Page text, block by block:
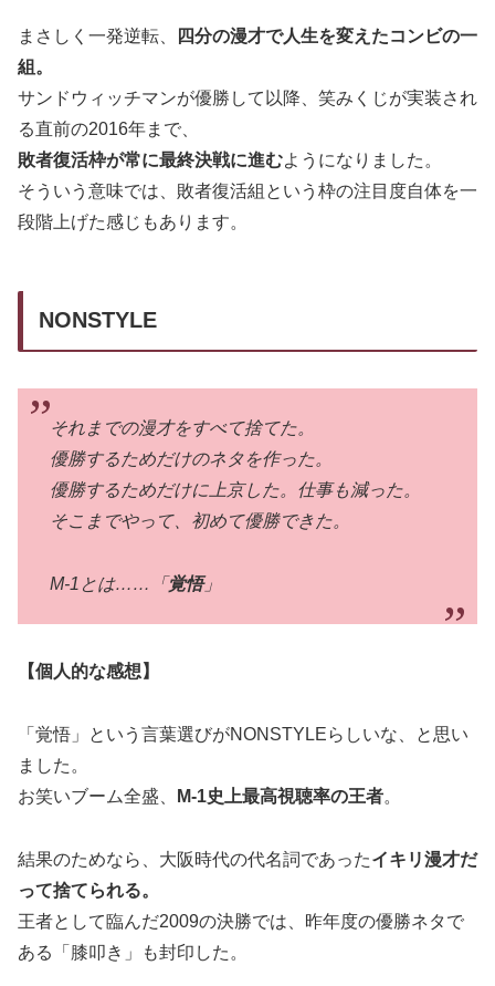
まさしく一発逆転、
四分の漫才で人生を変えたコンビの一
組。
サンドウィッチマンが優勝して以降、笑みくじが実装され
る直前の2016年まで、
敗者復活枠が常に最終決戦に進むようになりました。
そういう意味では、敗者復活組という枠の注目度自体を一
段階上げた感じもあります。
NONSTYLE
それまでの漫才をすべて捨てた。
優勝するためだけのネタを作った。
優勝するためだけに上京した。仕事も減った。
そこまでやって、初めて優勝できた。
M-1とは……「 覚悟」
【個人的な感想】
「覚悟」という言葉選びがNONSTYLEらしいな、と思い
ました。
お笑いブーム全盛、
M-1史上最高視聴率の王者。
結果のためなら、大阪時代の代名詞であったイキリ漫才だ
って捨てられる。
王者として臨んだ2009の決勝では、昨年度の優勝ネタで
ある「膝叩き」も封印した。